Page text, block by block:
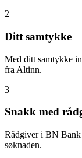
2
Ditt samtykke
Med ditt samtykke
fra Altinn.
3
Snakk med
Rådgiver i BN Bank
søknaden.